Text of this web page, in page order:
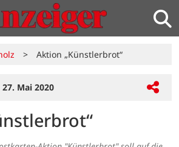
> Aktion „Künstlerbrot“
27. Mai 2020